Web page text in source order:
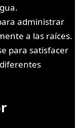
administrar
a las raíces.
para satisfacer